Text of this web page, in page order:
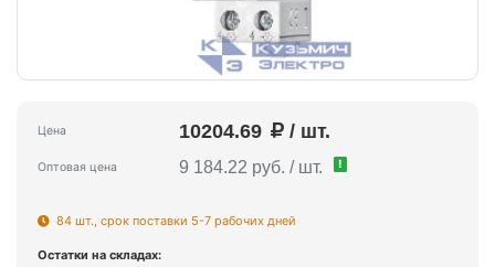
Цена 10204.69 / шт.
Оптовая цена 9 184.22 руб. / шт. !
84 шт., срок поставки 5-7 рабочих дней
Остатки на складах: